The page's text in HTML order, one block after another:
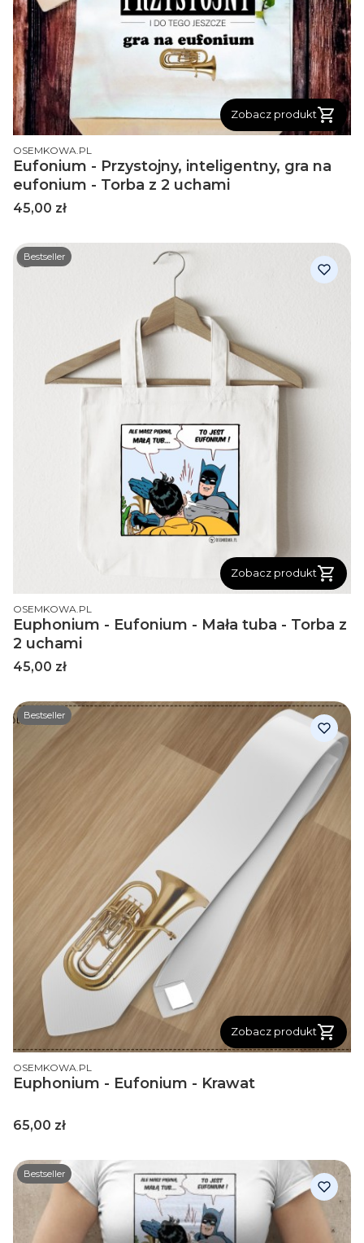
Zobacz produkt
PRODUCENT
OSEMKOWA.PL
Eufonium - Przystojny, inteligentny, gra na
eufonium - Torba z 2 uchami
Cena
45,00 zł
Bestseller
Zobacz produkt
PRODUCENT
OSEMKOWA.PL
Euphonium - Eufonium - Mała tuba - Torba z
2 uchami
Cena
45,00 zł
Bestseller
Zobacz produkt
PRODUCENT
OSEMKOWA.PL
Euphonium - Eufonium - Krawat
Cena
65,00 zł
Bestseller